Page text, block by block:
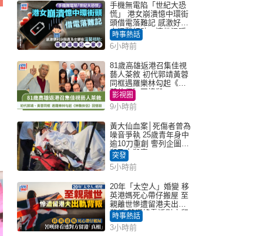
手機無電陷「世紀大恐
慌」 港女崩潰憶中環街
頭借電落難記 感激好心
人溫馨相助：這份溫暖
記一輩子｜Juicy叮
時事熱話
6小時前
81歲高雄返港召集佳視
藝人茶敘 初代郭靖黃蓉
同框遇羅樂林勾起《神
鵰俠侶》回憶殺
影視圈
9小時前
黃大仙血案│死傷者曾為
噪音爭執 25歲青年身中
逾10刀重創 警列企圖謀
殺及自殺案
突發
5小時前
20年「太空人」婚變 移
英港媽死心帶仔搬屋 至
親離世慘遭留港夫出軌
背叛 苦嘆終看透對方留
港「真相」｜Juicy叮
時事熱話
3小時前